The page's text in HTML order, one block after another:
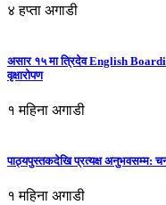
४ हप्ता अगाडी
असार १५ मा त्रिदेव English
वृक्षारोपण
१ महिना अगाडी
पाठ्यपुस्तकदेखि प्रत्यक्ष अनुभवसम्म:
१ महिना अगाडी